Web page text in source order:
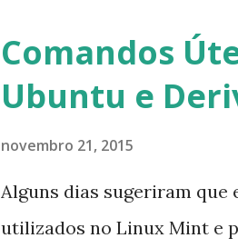
notificação). Acho o
muitos profissionais de TI)
sempre existem outras
Comandos
Ubuntu e
novembro 21, 2015
Alguns dias sugeriram que
utilizados no Linux Mint e